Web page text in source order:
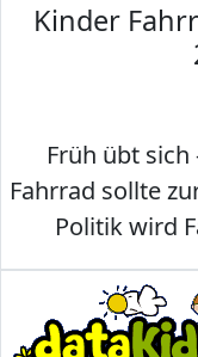
Kinder
Früh übt
Fahrrad sollte
Politik wird